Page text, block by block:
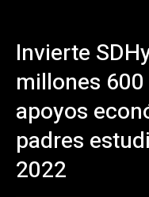
Invierte
millones
apoyos
padres
2022